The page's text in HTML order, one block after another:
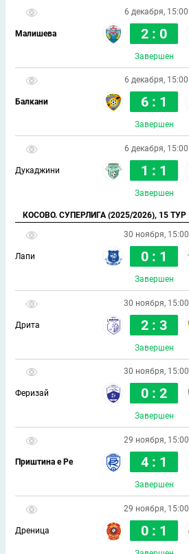
6 декабря, 15:00
Малишева 2 : 0
Завершен
6 декабря, 15:00
Балкани 6 : 1
Завершен
6 декабря, 15:00
Дукаджини 1 : 1
Завершен
КОСОВО. СУПЕРЛИГА (2025/2026), 15 ТУР
30 ноября, 15:00
Лапи 0 : 1
Завершен
30 ноября, 15:00
Дрита 2 : 3
Завершен
30 ноября, 15:00
Феризай 0 : 2
Завершен
29 ноября, 15:00
Приштина е Ре 4 : 1
Завершен
29 ноября, 15:00
Дреница 0 : 1